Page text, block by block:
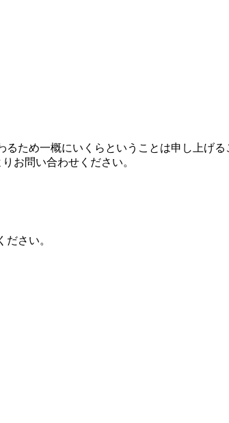
ため一概にいくらということは申し上げる
お問い合わせください。
さい。